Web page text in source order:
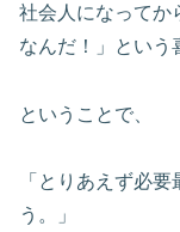
社会人になってか
なんだ！」という
ということで、
「とりあえず必
う。」